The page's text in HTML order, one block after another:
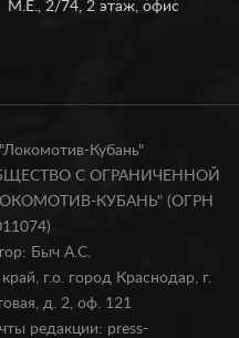
М.Е., 2/74, 2 этаж, офис
Кубань"
ОБЩЕСТВО С ОГРАНИЧЕННОЙ
КУБАНЬ" (ОГРН
Быч А.С.
г.о. город Краснодар, г.
д. 2, оф. 121
редакции: press-